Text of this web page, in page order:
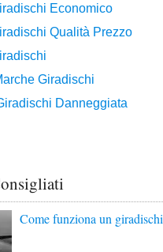
Come funziona un giradischi